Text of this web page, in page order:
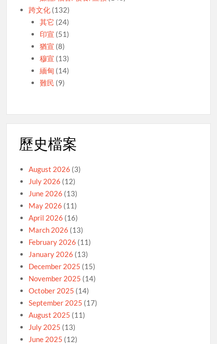
跨文化 (132)
其它 (24)
印宣 (51)
猶宣 (8)
穆宣 (13)
緬甸 (14)
難民 (9)
歷史檔案
August 2026 (3)
July 2026 (12)
June 2026 (13)
May 2026 (11)
April 2026 (16)
March 2026 (13)
February 2026 (11)
January 2026 (13)
December 2025 (15)
November 2025 (14)
October 2025 (14)
September 2025 (17)
August 2025 (11)
July 2025 (13)
June 2025 (12)